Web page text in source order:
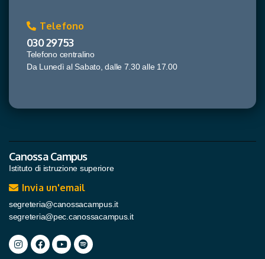
Telefono
030 29753
Telefono centralino
Da Lunedì al Sabato, dalle 7.30 alle 17.00
Canossa Campus
Istituto di istruzione superiore
Invia un'email
segreteria@canossacampus.it
segreteria@pec.canossacampus.it